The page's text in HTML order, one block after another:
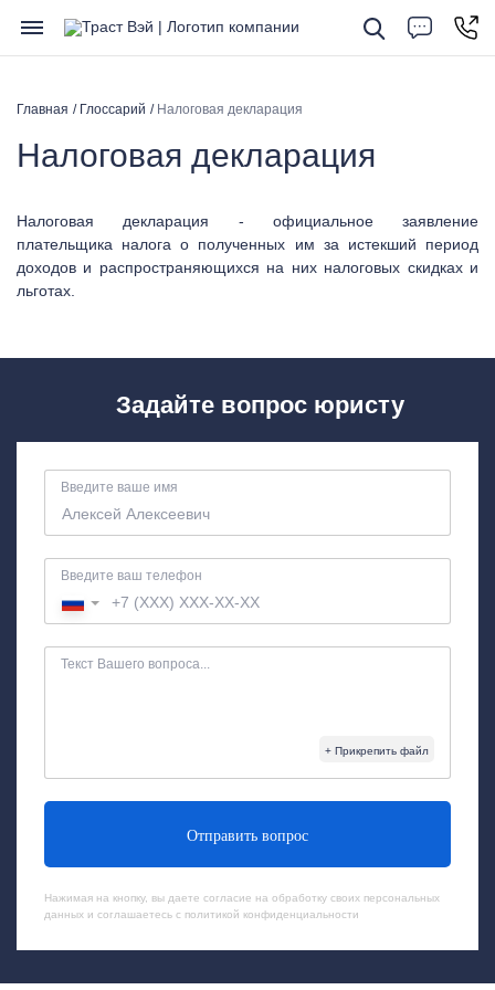
Главная Глоссарий Налоговая декларация
Налоговая декларация
Налоговая декларация - официальное заявление
плательщика налога о полученных им за истекший период
доходов и распространяющихся на них налоговых скидках и
льготах.
Задайте вопрос юристу
Введите ваше имя
Введите ваш телефон
Текст Вашего вопроса...
+ Прикрепить файл
Отправить вопрос
Нажимая на кнопку, вы даете согласие на обработку своих персональных
данных и соглашаетесь с политикой конфиденциальности